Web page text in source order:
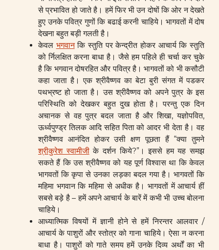
से प्रभावित हो जाते है। हमें फिर भी उन दोषों कि ओर न देखते
हुए उनके पवित्र गुणों कि बढाई करनी चाहिये। भागवतों में दोष
देखना बहुत बड़ी गलती है।
केवल भगवानकि स्तुति पर केन्द्रीत होकर आचार्य कि स्तुति
को र्निलक्षित करना बाधा है। जैसे हम पहिले ही चर्चा कर चुके
है कि भगवान दोषरहित और पवित्र है। भागवतों को भी कसौटी
कहा जाता है। एक श्रीवैष्णव का बेटा बुरी संगत में पडकर
पथभ्रष्ट हो जाता है। उस श्रीवैष्णव को अपने पुत्र के इस
परिस्थिति को देखकर बहुत दुख होता है। परन्तु एक दिन
अचानक से वह पुत्र बदल जाता है और शिखा, यज्ञोपवित,
ऊर्ध्वपुण्ड्र तिलक आदि सहित पिता को आदर भी देता है। वह
श्रीवैष्णव आनंदित होकर उसी क्षण पूछता हैं “क्या तुमने
श्रीकुरेश स्वामीजीके दर्शन किये?”। इससे हम यह समझ
सकते हैं कि उस श्रीवैष्णव को यह पूर्ण विश्वास था कि केवल
भागवतों कि कृपा से उनका लड़का बदल गया है। भागवतों कि
महिमा भगवान कि महिमा से अधीक है। भागवतों में आचार्य हीं
सबसे बड़े है – हमें अपने आचार्य के बारें में कभी भी उच्च बोलना
चाहिये।
आध्यात्मिक विषयों में ज्ञानी होने से हमें निरन्तर आलवार /
आचार्य के पाशुरों और स्तोत्र को गाना चाहिये। ऐसा न करना
बाधा है। पाशुरों को गाते समय हमें उनके दिव्य अर्थों का भी